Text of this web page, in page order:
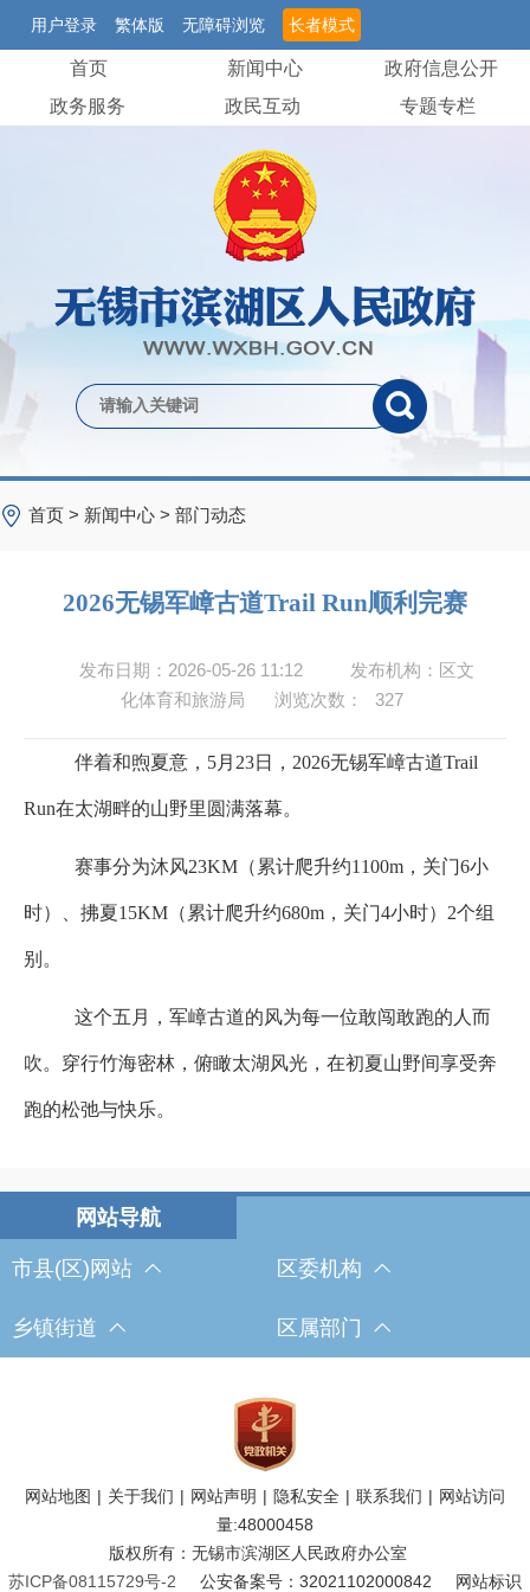
用户登录 繁体版 无障碍浏览 长者模式
首页 新闻中心
政府信息公开
政务服务
政民互动 专题专栏
首页 > 新闻中心 > 部门动态
2026无锡军嶂古道Trail Run顺利完赛
发布日期：2026-05-26 11:12
发布机构：区文
化体育和旅游局
浏览次数： 327
伴着和煦夏意，5月 23日， 2026无锡军嶂古道Trail
Run在太湖畔的山野里圆满落幕。
赛事分为沐风23KM（累计爬升约1100m，关门6小
时）、‌ 拂夏15KM‌ （累计爬升约680m ，关门4小时） 2个组
别。
这个五月，军嶂古道的风为每一位敢闯敢跑的人而
吹。穿行竹海密林，俯瞰太湖风光，在初夏山野间享受奔
跑的松弛与快乐。
市县(区)网站 区委机构
乡镇街道 区属部门
网站地图 | 关于我们 | 网站声明 | 隐私安全 | 联系我们 | 网站访问
量:48000458
版权所有：无锡市滨湖区人民政府办公室
苏ICP备08115729号-2
公安备案号：32021102000842 网站标识